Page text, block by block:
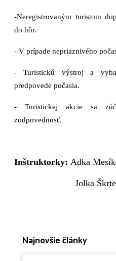
-Neregistrovaným turistom
do hôr.
- V prípade nepriaznivého
- Turistickú výstroj a
predpovede počasia.
- Turistickej akcie sa
zodpovednosť.
Inštruktorky: Adka
Jolka
Najnovšie články